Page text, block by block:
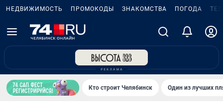
НЕДВИЖИМОСТЬ ПРОМОКОДЫ ЗНАКОМСТВА ПОГОДА
Кто строит Челябинск Один из лучших